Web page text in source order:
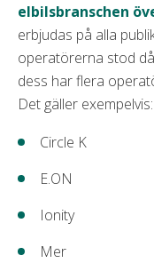
elbilsbranschen
erbjudas på alla
operatörerna stod
dess har flera
Det gäller exempelvis:
Circle K
E.ON
Ionity
Mer